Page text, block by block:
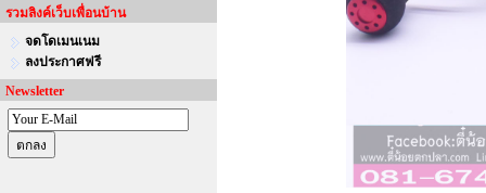
รวมลิงค์เว็บเพื่อนบ้าน
จดโดเมนเนม
ลงประกาศฟรี
Newsletter